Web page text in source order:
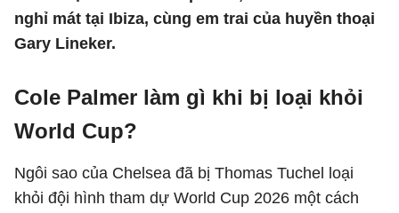
nghỉ mát tại Ibiza, cùng em trai của huyền thoại
Gary Lineker.
Cole Palmer làm gì khi bị loại khỏi
World Cup?
Ngôi sao của Chelsea đã bị Thomas Tuchel loại
khỏi đội hình tham dự World Cup 2026 một cách